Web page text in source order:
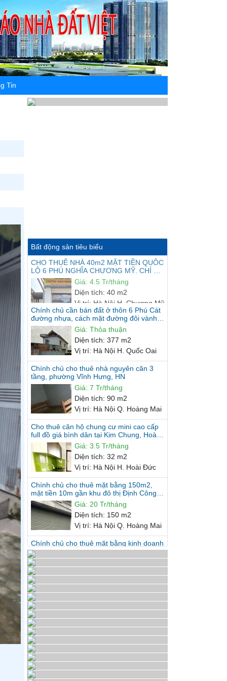
Tin
Bất động sản tiêu biểu
CHO THUÊ NHÀ 40m2 MẶT TIỀN QUÔC
LỘ 6 PHÚ NGHĨA CHƯƠNG MỸ. CHỈ 4.5
TRIỆU/THÁNGGiá: 4.5 Tr/tháng
Diện tích: 40 m2
Vị trí: Hà Nội H. Chương Mỹ
Chính chủ cần bán đất ở thôn 6 Phú Cát
đường nhựa, cách mặt đường đôi vành
đai KCN 20m, gần Nhà máy...
Giá:Thỏa thuận
Diện tích: 377 m2
Vị trí: Hà Nội H. Quốc Oai
Chính chủ cho thuê nhà nguyên căn 3
tầng, phường Vĩnh Hưng, HN
Giá:7 Tr/tháng
Diện tích 90 m2
Vị trí: Hà Nội Q. Hoàng Mai
Cho thuê căn hộ chung cư mini cao cấp
full đồ giá bình dân tại Kim Chung, Hoài
Đức
Giá:3.5 Tr/tháng
Diện tích
32 m2
Vị trí:Hà Nội H. Hoài Đức
Chính chủ cho thuê mặt bằng 150m2,
mặt tiền 10m gần khu đô thị Định Công,
Hoàng Mai, Hà Nội.
Giá:20 Tr/tháng
Diện tích:150 m2
Vị trí :Hà Nội Q. Hoàng Mai
Chính chủ cho thuê mặt bằng kinh doanh
số 258 Âu Cơ, Tây Hồ, Hà Nội.
Giá:15 Tr/tháng
Diện tích:110 m2
Vị trí:Hà Nội Q. Tây Hồ